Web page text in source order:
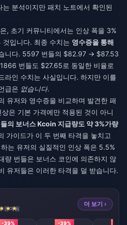
분석이지만 패치 노트에서 확인된
, 초기 커뮤니티에서는 인상 폭을 3%
입니다. 최종 수치는 영수증을 통해
니다. 5597 번들의 $82.97 → $87.53
번들도 $27.65로 동일한 비율로
라인 수치는 사실입니다. 하지만 이를
급은 없습니다.
유저와 영수증을 비교하며 발견한 패
은 기본 가격에만 적용된 것이 아니
의 보너스 Kcoin 지급량도 약 3%가량
가이드가 이 두 번째 타격을 놓치고
는 유저의 실질적인 인상 폭은 5.5%
량 번들은 보너스 코인에 의존하지 않
유저들은 이러한 타격을 덜 받습니다.
판매됨
더 보기 ›
-39% -39%